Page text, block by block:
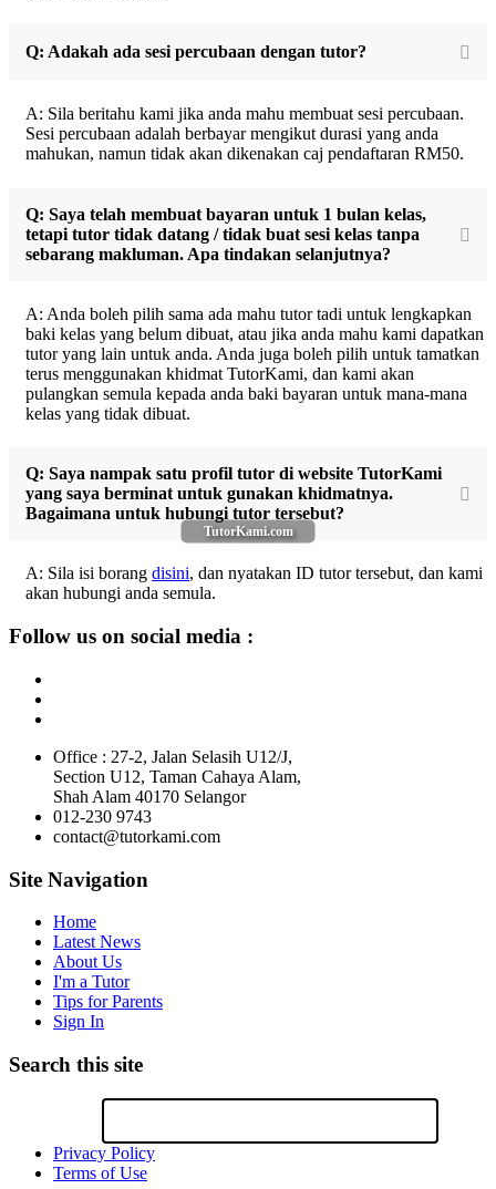
TutorKami.com
Q: Adakah ada sesi percubaan dengan tutor?
A: Sila beritahu kami jika anda mahu membuat sesi percubaan.
Sesi percubaan adalah berbayar mengikut durasi yang anda
mahukan, namun tidak akan dikenakan caj pendaftaran RM50.
Q: Saya telah membuat bayaran untuk 1 bulan kelas,
tetapi tutor tidak datang / tidak buat sesi kelas tanpa
sebarang makluman. Apa tindakan selanjutnya?
A: Anda boleh pilih sama ada mahu tutor tadi untuk lengkapkan
baki kelas yang belum dibuat, atau jika anda mahu kami dapatkan
tutor yang lain untuk anda. Anda juga boleh pilih untuk tamatkan
terus menggunakan khidmat TutorKami, dan kami akan
pulangkan semula kepada anda baki bayaran untuk mana-mana
kelas yang tidak dibuat.
Q: Saya nampak satu profil tutor di website TutorKami
yang saya berminat untuk gunakan khidmatnya.
Bagaimana untuk hubungi tutor tersebut?
A: Sila isi borang disini, dan nyatakan ID tutor tersebut, dan kami
akan hubungi anda semula.
Follow us on social media :
Office : 27-2, Jalan Selasih U12/J,
Section U12, Taman Cahaya Alam,
Shah Alam 40170 Selangor
012-230 9743
contact@tutorkami.com
Site Navigation
Home
Latest News
About Us
I'm a Tutor
Tips for Parents
Sign In
Search this site
Privacy Policy
Terms of Use